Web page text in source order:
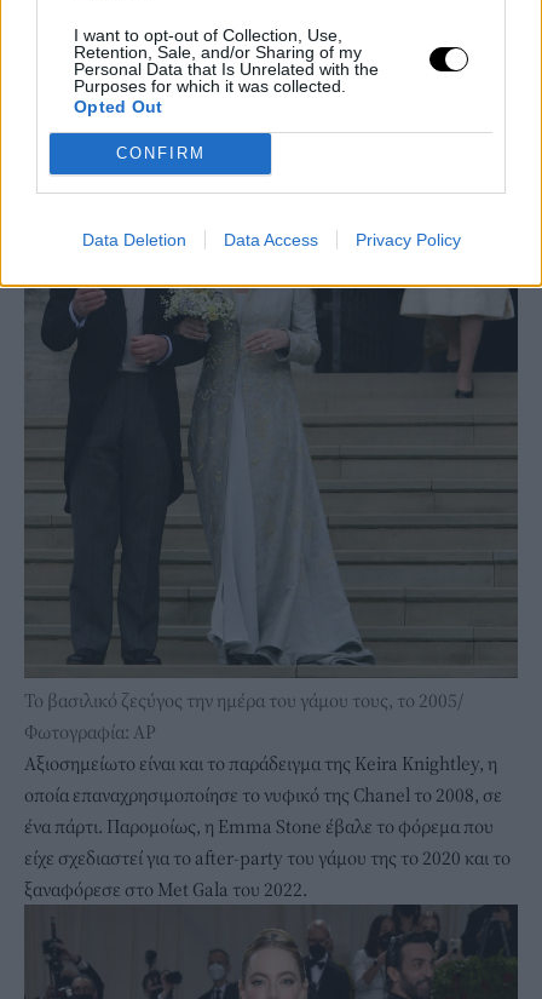
I want to opt-out of Collection, Use,
Retention, Sale, and/or Sharing of my
Personal Data that Is Unrelated with the
Purposes for which it was collected.
Opted Out
CONFIRM
Data Deletion Data Access Privacy Policy
Το βασιλικό ζεςύγος την ημέρα του γάμου τους, το 2005/
Φωτογραφία: AP
Αξιοσημείωτο είναι και το παράδειγμα της Keira Knightley, η
οποία επαναχρησιμοποίησε το νυφικό της Chanel το 2008, σε
ένα πάρτι. Παρομοίως, η Emma Stone έβαλε το φόρεμα που
είχε σχεδιαστεί για το after-party του γάμου της το 2020 και το
ξαναφόρεσε στο Met Gala του 2022.